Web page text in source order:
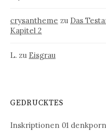
crysantheme zu Das
Kapitel 2
L. zu Eisgrau
GEDRUCKTES
Inskriptionen 01